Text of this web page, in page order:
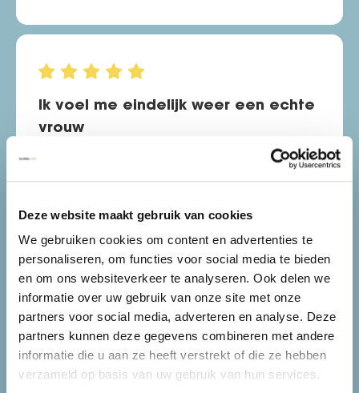
Deze website maakt gebruik van cookies
We gebruiken cookies om content en advertenties te
personaliseren, om functies voor social media te bieden
en om ons websiteverkeer te analyseren. Ook delen we
informatie over uw gebruik van onze site met onze
partners voor social media, adverteren en analyse. Deze
partners kunnen deze gegevens combineren met andere
informatie die u aan ze heeft verstrekt of die ze hebben
verzameld op basis van uw gebruik van hun services.
Ik voel me eindelijk weer een echte
vrouw
Na mijn zwangerschappen ben ik veel
haar verloren en door de stress die ik
nauwelijks terug. Ik gebruikte veel Toppik
haarvezels zodat het nog wat leek qua
volume. Na wat research en referenties
bij Globalhair terecht gekomen. Ik heb
hier de stamcel haartransplantatie
gedaan met de V6 haarboosters
nabehandelingen en het resultaat is veel
meer dan ik ooit had durven dromen.
Geweldig! De beste investering die ik ooit